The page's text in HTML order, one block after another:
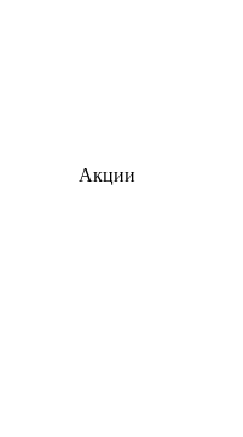
Акции